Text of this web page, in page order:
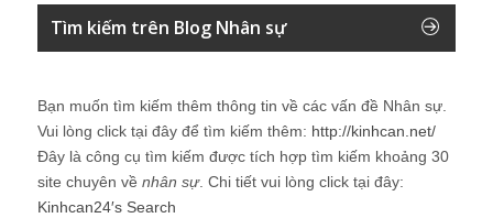
Tìm kiếm trên Blog Nhân sự
Bạn muốn tìm kiếm thêm thông tin về các vấn đề Nhân sự
Vui lòng click tại đây để tìm kiếm thêm: http://kinhcan.net/
Đây là công cụ tìm kiếm được tích hợp tìm kiếm khoảng 30
site chuyên về nhân sự. Chi tiết vui lòng click tại đây:
Kinhcan24′s Search